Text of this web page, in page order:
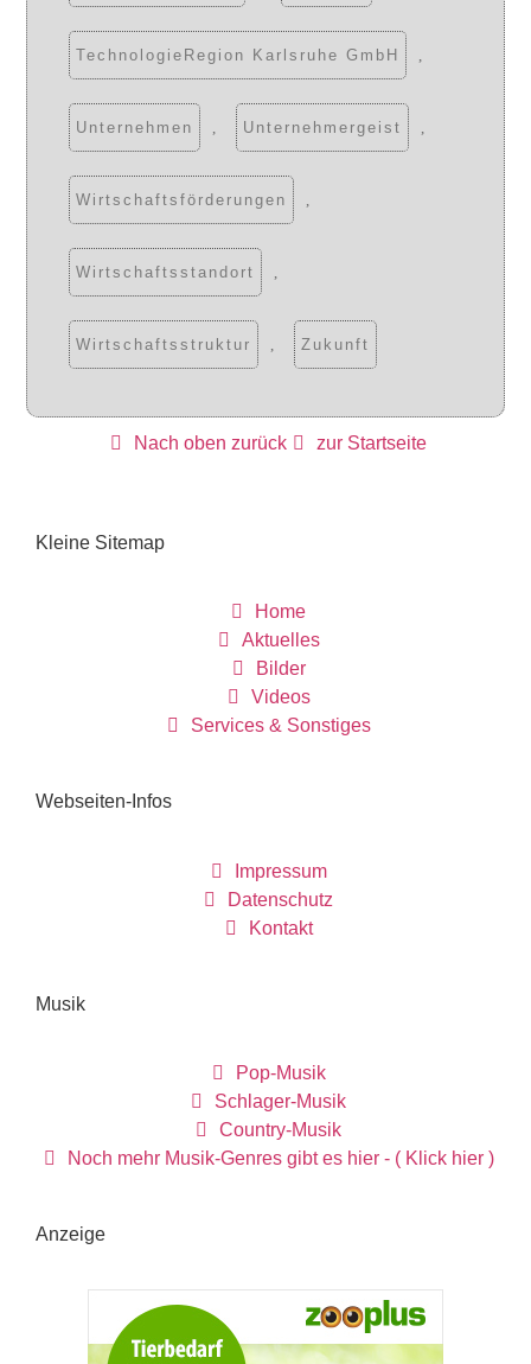
TechnologieRegion Karlsruhe GmbH
Unternehmen Unternehmergeist
Wirtschaftsförderungen
Wirtschaftsstandort
Wirtschaftsstruktur Zukunft
Nach oben zurück zur Startseite
Kleine Sitemap
Home
Aktuelles
Bilder
Videos
Services & Sonstiges
Webseiten-Infos
Impressum
Datenschutz
Kontakt
Musik
Pop-Musik
Schlager-Musik
Country-Musik
Noch mehr Musik-Genres gibt es hier - ( Klick hier )
Anzeige